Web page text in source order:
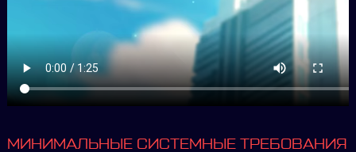
МИНИМАЛЬНЫЕ СИСТЕМНЫЕ ТРЕБОВАНИЯ